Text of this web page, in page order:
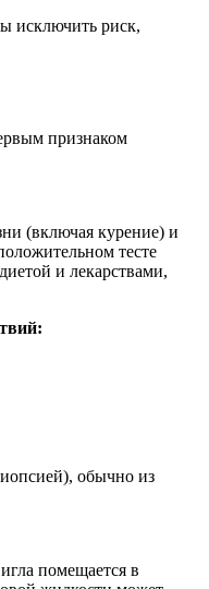
исключить риск,
признаком
(включая курение) и
тесте
и лекарствами,
обычно из
помещается в